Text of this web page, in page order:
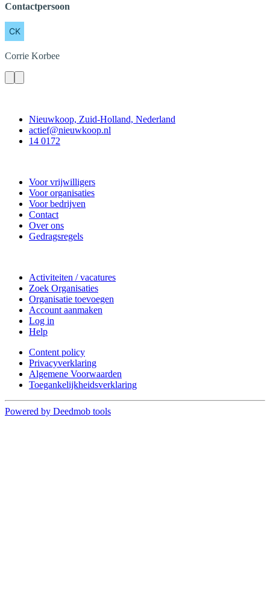
Contactpersoon
Corrie Korbee
Nieuwkoop, Zuid-Holland, Nederland
actief@nieuwkoop.nl
14 0172
Voor vrijwilligers
Voor organisaties
Voor bedrijven
Contact
Over ons
Gedragsregels
Activiteiten / vacatures
Zoek Organisaties
Organisatie toevoegen
Account aanmaken
Log in
Help
Content policy
Privacyverklaring
Algemene Voorwaarden
Toegankelijkheidsverklaring
Powered by Deedmob tools